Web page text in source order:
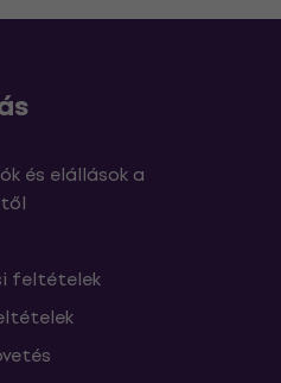
és elállások a
feltételek